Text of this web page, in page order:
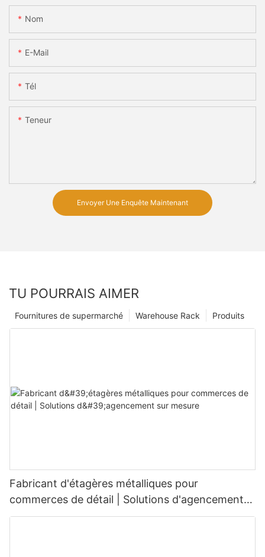
Nom
E-Mail
Tél
Teneur
Envoyer Une Enquête Maintenant
TU POURRAIS AIMER
Produits
Warehouse Rack
Fournitures de supermarché
Fabricant d'étagères métalliques pour
commerces de détail | Solutions d'agencement
sur mesure